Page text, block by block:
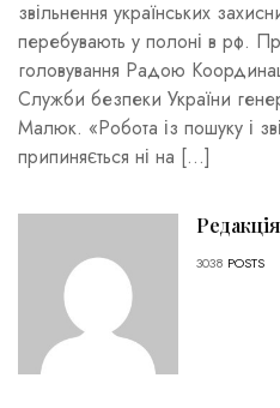
звільнення українських
перебувають у полоні в рф.
головування Радою
Служби безпеки України
Малюк. «Робота із пошуку і
припиняється ні на […]
Редакція
3038 POSTS